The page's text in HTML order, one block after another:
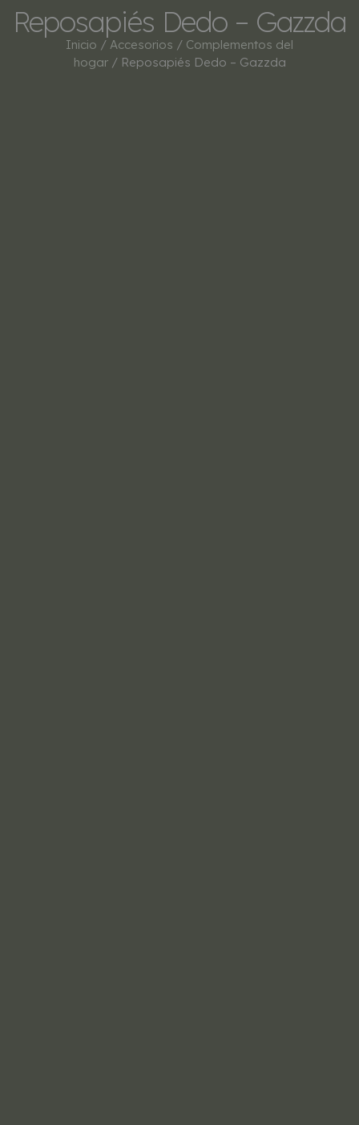
Reposapiés Dedo – Gazzda
Inicio / Accesorios / Complementos del
hogar/ Reposapiés Dedo – Gazzda